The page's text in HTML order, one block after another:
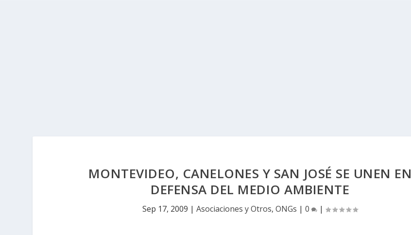
MONTEVIDEO, CANELONES Y SAN JOSÉ SE UNEN EN
DEFENSA DEL MEDIO AMBIENTE
Sep 17, 2009 |Asociaciones y Otros,ONGs |0 |